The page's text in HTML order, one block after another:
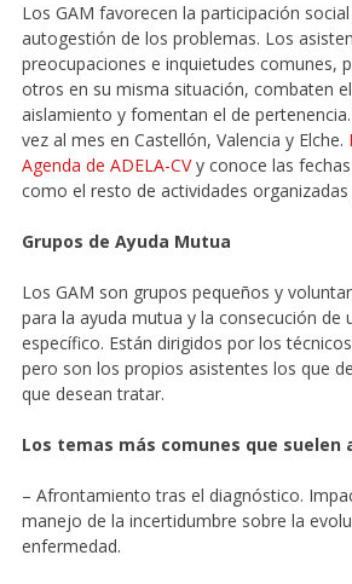
Los GAM favorecen la participación
autogestión de los problemas. Los
preocupaciones e inquietudes comunes,
otros en su misma situación, combaten
aislamiento y fomentan el de
vez al mes en Castellón, Valencia y Elche.
Agenda de ADELA-CVy conoce las
como el resto de actividades organizadas
Grupos de Ayuda Mutua
Los GAM son grupos pequeños y
para la ayuda mutua y la consecución de
específico. Están dirigidos por los
pero son los propios asistentes los que
que desean tratar.
Los temas más comunes que suelen
– Afrontamiento tras el diagnóstico.
manejo de la incertidumbre sobre la
enfermedad.